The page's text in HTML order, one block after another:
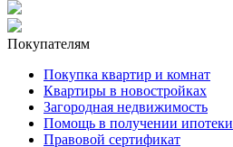
Покупателям
Покупка квартир и комнат
Квартиры в новостройках
Загородная недвижимость
Помощь в получении ипотеки
Правовой сертификат